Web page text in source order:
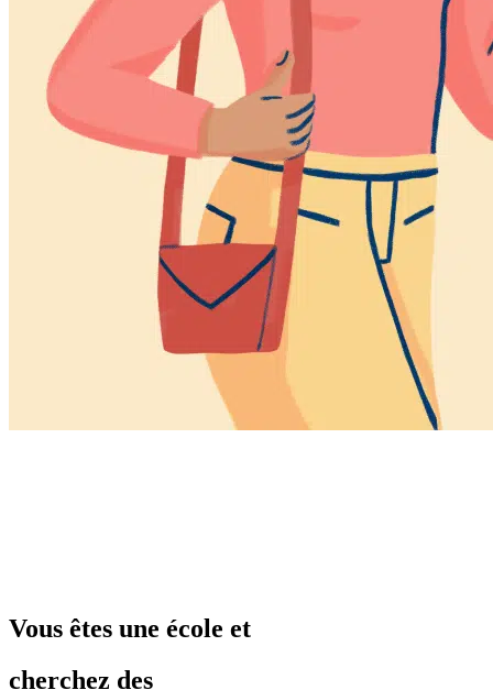
Vous êtes une école et
cherchez des